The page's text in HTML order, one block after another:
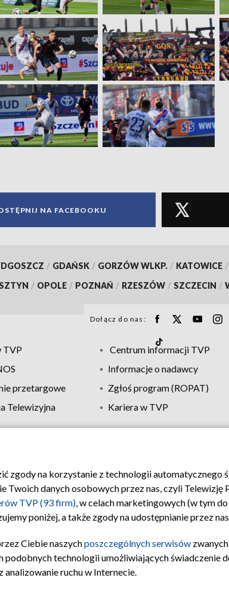
NA FACEBOOKU
/ GDAŃSK / GORZÓW WLKP. / KATOWICE /
/ OPOLE / POZNAŃ / RZESZÓW / SZCZECIN /
Dołącz do nas:
TVP Centrum informacji TVP
Informacje o nadawcy
przetargowe Zgłoś program (ROPAT)
Telewizyjna Kariera w TVP
Polityka prywatności Moje zgody
zgody na korzystanie z technologii automatycznego
danych osobowych przez nas, czyli Telewizję
TVP (93 firm), w celach marketingowych (w tym
poniżej, a także zgody na udostępnianie przez
Ciebie naszychposzczególnych serwisów
technologii umożliwiających świadczenie
ruchu w Internecie.